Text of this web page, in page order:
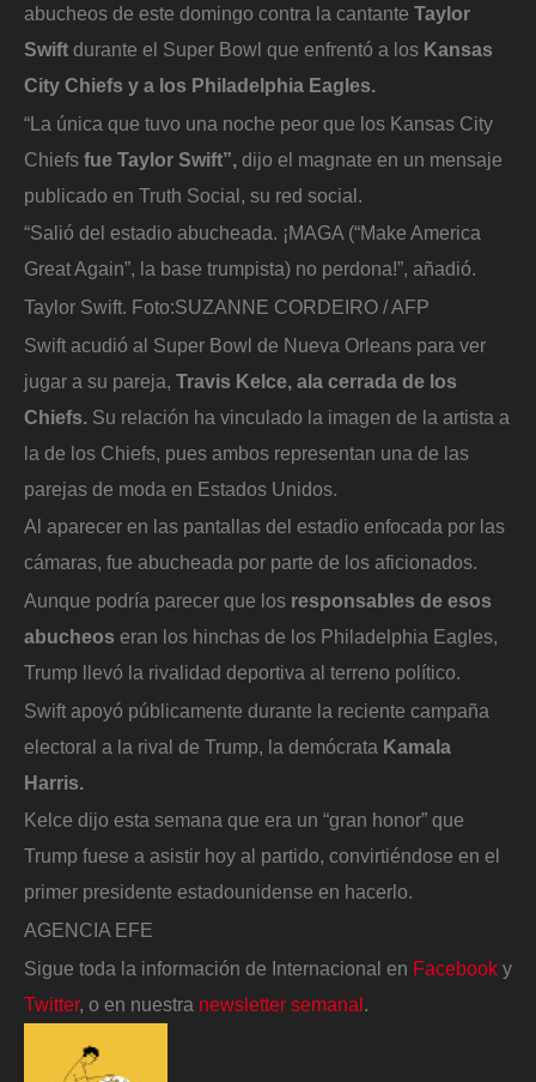
abucheos de este domingo contra la cantante Taylor
Swift durante el Super Bowl que enfrentó a los Kansas
City Chiefs y a los Philadelphia Eagles.
“La única que tuvo una noche peor que los Kansas City
Chiefs fue Taylor Swift”, dijo el magnate en un mensaje
publicado en Truth Social, su red social.
“Salió del estadio abucheada. ¡MAGA (“Make America
Great Again”, la base trumpista) no perdona!”, añadió.
Taylor Swift. Foto:SUZANNE CORDEIRO / AFP
Swift acudió al Super Bowl de Nueva Orleans para ver
jugar a su pareja, Travis Kelce, ala cerrada de los
Chiefs. Su relación ha vinculado la imagen de la artista a
la de los Chiefs, pues ambos representan una de las
parejas de moda en Estados Unidos.
Al aparecer en las pantallas del estadio enfocada por las
cámaras, fue abucheada por parte de los aficionados.
Aunque podría parecer que los responsables de esos
abucheos eran los hinchas de los Philadelphia Eagles,
Trump llevó la rivalidad deportiva al terreno político.
Swift apoyó públicamente durante la reciente campaña
electoral a la rival de Trump, la demócrata Kamala
Harris.
Kelce dijo esta semana que era un “gran honor” que
Trump fuese a asistir hoy al partido, convirtiéndose en el
primer presidente estadounidense en hacerlo.
AGENCIA EFE
Sigue toda la información de Internacional en Facebook y
Twitter, o en nuestra newsletter semanal